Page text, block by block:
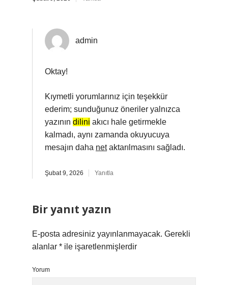
admin
Oktay!
Kıymetli yorumlarınız için teşekkür
ederim; sunduğunuz öneriler yalnızca
yazının dilini akıcı hale getirmekle
kalmadı, aynı zamanda okuyucuya
mesajın daha netaktarılmasını sağladı.
Şubat 9, 2026 Yanıtla
Bir yanıt yazın
E-posta adresiniz yayınlanmayacak. Gerekli
alanlar * ile işaretlenmişlerdir
Yorum